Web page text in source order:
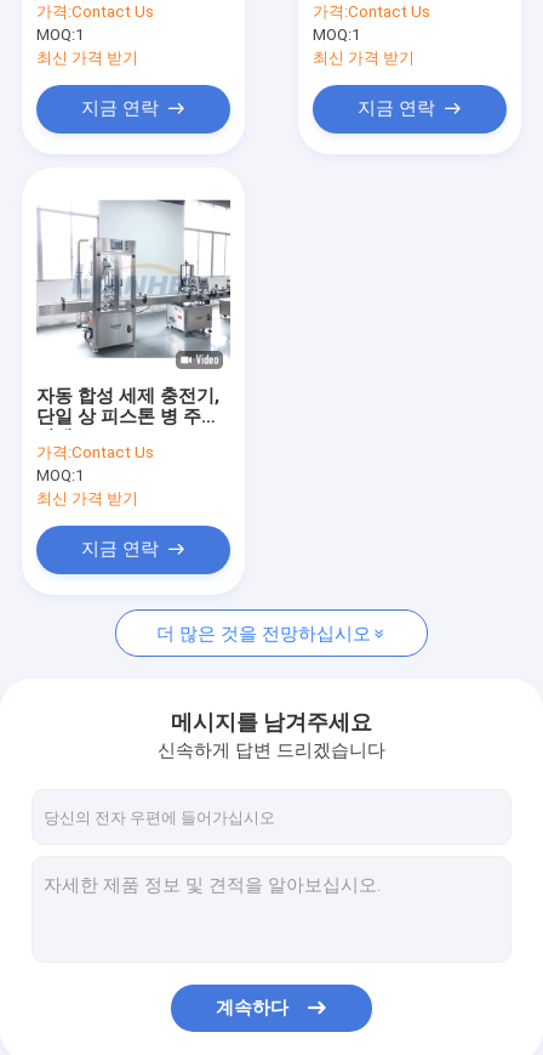
튜브 충전기
병 뚜껑봉함기
향기 성형기
스테인레스 강 저장 탱크
화장용 실험 장비
샤쉐 충전기
충전기
가격:Contact Us
MOQ:1
최신 가격 받기
지금 연락
가격:Contact Us
MOQ:1
최신 가격 받기
지금 연락
자동 합성 세제 충전기,
단일 상 피스톤 병 주입
가격:Contact Us
MOQ:1
최신 가격 받기
지금 연락
더 많은 것을 전망하십시오
메시지를 남겨주세요
신속하게 답변 드리겠습니다
계속하다